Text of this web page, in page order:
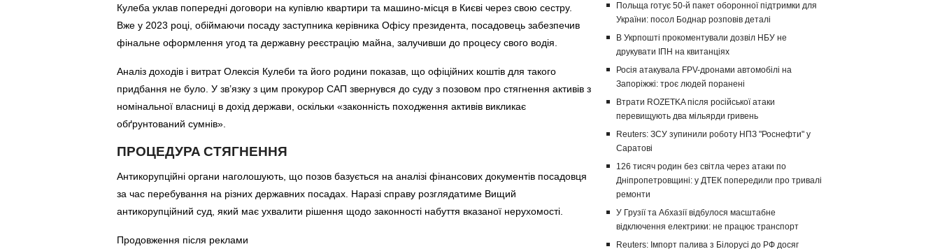
Кулеба уклав попередні договори на купівлю квартири та машино-місця в Києві через свою сестру.
Вже у 2023 році, обіймаючи посаду заступника керівника Офісу президента, посадовець забезпечив
фінальне оформлення угод та державну реєстрацію майна, залучивши до процесу свого водія.
Аналіз доходів і витрат Олексія Кулеби та його родини показав, що офіційних коштів для такого
придбання не було. У зв’язку з цим прокурор САП звернувся до суду з позовом про стягнення активів з
номінальної власниці в дохід держави, оскільки «законність походження активів викликає
обґрунтований сумнів».
ПРОЦЕДУРА СТЯГНЕННЯ
Антикорупційні органи наголошують, що позов базується на аналізі фінансових документів посадовця
за час перебування на різних державних посадах. Наразі справу розглядатиме Вищий
антикорупційний суд, який має ухвалити рішення щодо законності набуття вказаної нерухомості.
Продовження після реклами
Польща готує 50-й пакет оборонної підтримки для
України: посол Боднар розповів деталі
В Укрпошті прокоментували дозвіл НБУ не
друкувати ІПН на квитанціях
Росія атакувала FPV-дронами автомобілі на
Запоріжжі: троє людей поранені
Втрати ROZETKA після російської атаки
перевищують два мільярди гривень
Reuters: ЗСУ зупинили роботу НПЗ "Роснефти" у
Саратові
126 тисяч родин без світла через атаки по
Дніпропетровщині: у ДТЕК попередили про тривалі
ремонти
У Грузії та Абхазії відбулося масштабне
відключення електрики: не працює транспорт
Reuters: Імпорт палива з Білорусі до РФ досяг